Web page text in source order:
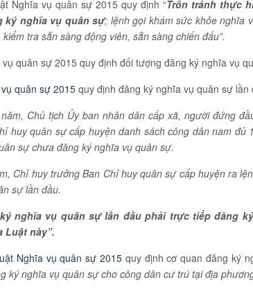
Nghĩa vụ quân sự 2015 quy định “Trốn tránh thực
ký nghĩa vụ quân sự; lệnh gọi khám sức khỏe nghĩa
tra sẵn sàng động viên, sẵn sàng chiến đấu”.
quân sự 2015 quy định đối tượng đăng ký nghĩa vụ
quân sự 2015 quy định đăng ký nghĩa vụ quân sự lần
Chủ tịch Ủy ban nhân dân cấp xã, người đứng
huy quân sự cấp huyện danh sách công dân nam
sự chưa đăng ký nghĩa vụ quân sự.
Chỉ huy trưởng Ban Chỉ huy quân sự cấp huyện ra
sự lần đầu.
nghĩa vụ quân sự lần đầu phải trực tiếp đăng
Luật này”.
Nghĩa vụ quân sự 2015 quy định cơ quan đăng ký
ký nghĩa vụ quân sự cho công dân cư trú tại địa